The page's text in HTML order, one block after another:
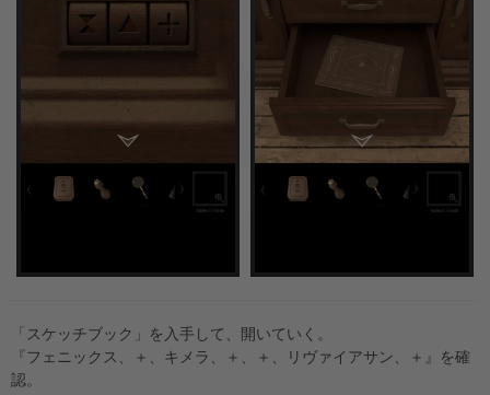
「スケッチブック」を入手して、開いていく。
『フェニックス、＋、キメラ、＋、＋、リヴァイアサン、＋』を確
認。